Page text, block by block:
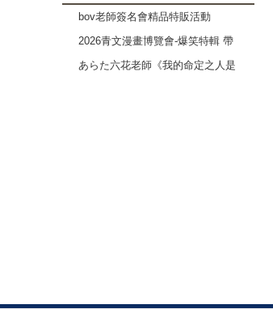
bov老師簽名會精品特販活動
2026青文漫畫博覽會-爆笑特輯 帶
給你歡樂療癒的時光-3本82折
あらた六花老師《我的命定之人是